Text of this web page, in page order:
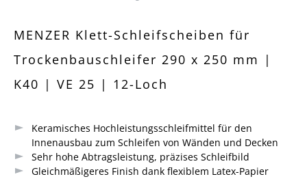
MENZER Klett-Schleifscheiben für
Trockenbauschleifer 290 x 250 mm |
K40 | VE 25 | 12-Loch
Keramisches Hochleistungsschleifmittel für den
Innenausbau zum Schleifen von Wänden und Decken
Sehr hohe Abtragsleistung, präzises Schleifbild
Gleichmäßigeres Finish dank flexiblem Latex-Papier